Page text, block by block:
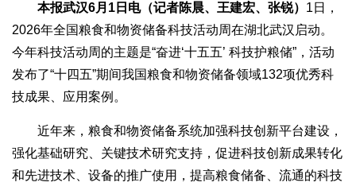
本报武汉6月1日电（记者陈晨、王建宏、张锐） 1日，
2026年全国粮食和物资储备科技活动周在湖北武汉启动。
今年科技活动周的主题是“奋进‘十五五’ 科技护粮储”，活动
发布了“十四五”期间我国粮食和物资储备领域132项优秀科
技成果、应用案例。
近年来，粮食和物资储备系统加强科技创新平台建设，
强化基础研究、关键技术研究支持，促进科技创新成果转化
和先进技术、设备的推广使用，提高粮食储备、流通的科技